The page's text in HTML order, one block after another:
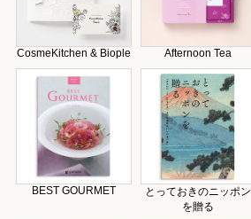
CosmeKitchen & Biople Afternoon Tea
BEST GOURMET
とっておきのニッポン
を贈る